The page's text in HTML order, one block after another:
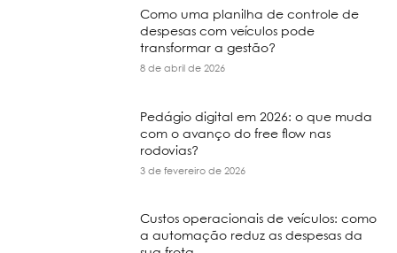
Como uma planilha de controle de
despesas com veículos pode
transformar a gestão?
8 de abril de 2026
Pedágio digital em 2026: o que muda
com o avanço do free flow nas
rodovias?
3 de fevereiro de 2026
Custos operacionais de veículos: como
a automação reduz as despesas da